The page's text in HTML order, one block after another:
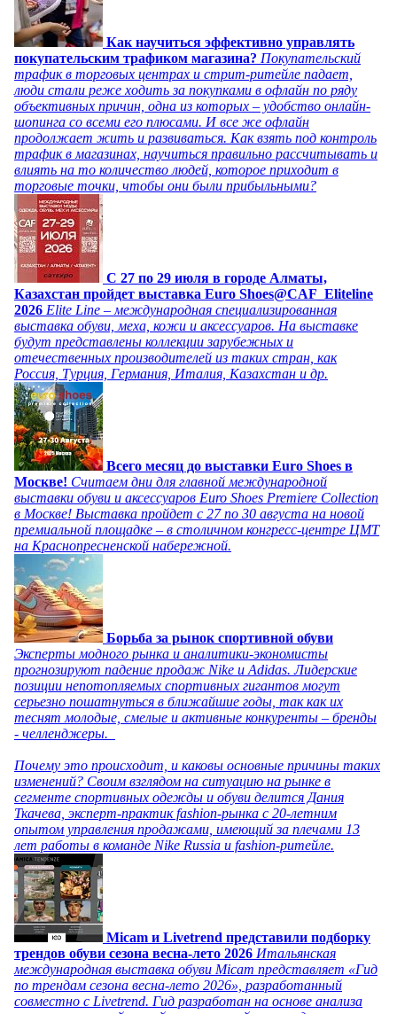
Как научиться эффективно управлять
покупательским трафиком магазина? Покупательский
трафик в торговых центрах и стрит-ритейле падает,
люди стали реже ходить за покупками в офлайн по ряду
объективных причин, одна из которых – удобство онлайн-
шопинга со всеми его плюсами. И все же офлайн
продолжает жить и развиваться. Как взять под контроль
трафик в магазинах, научиться правильно рассчитывать и
влиять на то количество людей, которое приходит в
торговые точки, чтобы они были прибыльными?
C 27 по 29 июля в городе Алматы,
Казахстан пройдет выставка Euro Shoes@CAF_Eliteline
2026 Elite Line – международная специализированная
выставка обуви, меха, кожи и аксессуаров. На выставке
будут представлены коллекции зарубежных и
отечественных производителей из таких стран, как
Россия, Турция, Германия, Италия, Казахстан и др.
Всего месяц до выставки Euro Shoes в
Москве! Считаем дни для главной международной
выставки обуви и аксессуаров Euro Shoes Premiere Collection
в Москве! Выставка пройдет с 27 по 30 августа на новой
премиальной площадке – в столичном конгресс-центре ЦМТ
на Краснопресненской набережной.
Борьба за рынок спортивной обуви
Эксперты модного рынка и аналитики-экономисты
прогнозируют падение продаж Nike и Adidas. Лидерские
позиции непотопляемых спортивных гигантов могут
серьезно пошатнуться в ближайшие годы, так как их
теснят молодые, смелые и активные конкуренты – бренды
- челленджеры.
Почему это происходит, и каковы основные причины таких
изменений? Своим взглядом на ситуацию на рынке в
сегменте спортивных одежды и обуви делится Дания
Ткачева, эксперт-практик fashion-рынка с 20-летним
опытом управления продажами, имеющий за плечами 13
лет работы в команде Nike Russia и fashion-ритейле.
Micam и Livetrend представили подборку
трендов обуви сезона весна-лето 2026 Итальянская
международная выставка обуви Micam представляет «Гид
по трендам сезона весна-лето 2026», разработанный
совместно с Livetrend. Гид разработан на основе анализа